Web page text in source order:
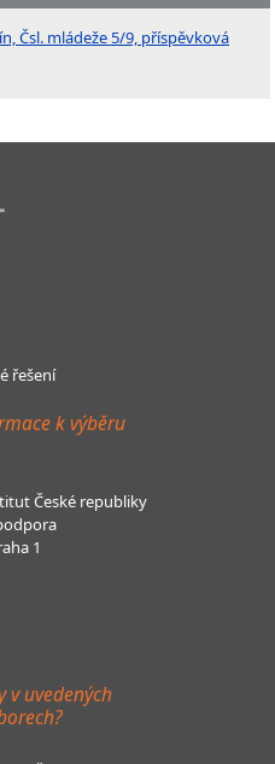
Čsl. mládeže 5/9, příspěvková
řešení
k výběru
České republiky
1
v uvedených